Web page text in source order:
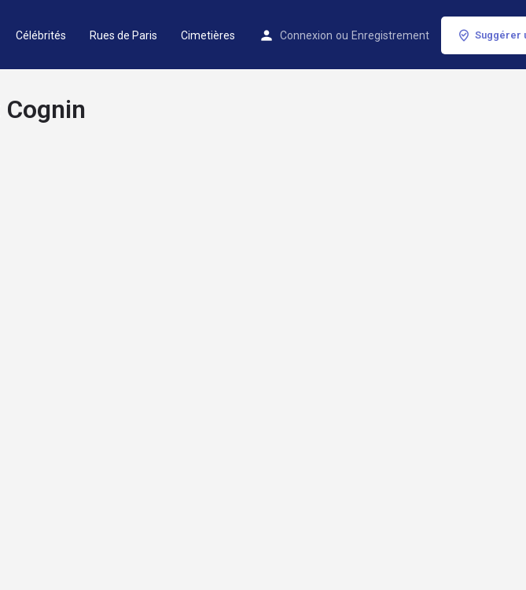
Célébrités Rues de Paris Cimetières Connexion ou Enregistrement Suggérer
Cognin